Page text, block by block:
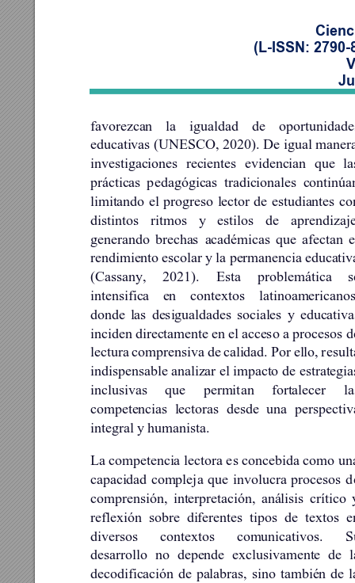
(L-ISSN:
favorezcan la igualdad de
educativas (UNESCO, 2020). De igual
investigaciones recientes evidencian que
prácticas pedagógicas tradicionales
limitando el progreso lector de estudiantes
distintos
ritmos y estilos de
generando brechas académicas que afectan
rendimiento escolar y la permanencia
(Cassany,
2021). Esta problemática
intensifica
en contextos
donde las desigualdades sociales y
inciden directamente en el acceso a procesos
lectura comprensiva de calidad. Por ello, r
indispensable analizar el impacto de
inclusivas
que permitan fortalecer
competencias lectoras desde una p
integral y humanista.
La competencia lectora es concebida como
capacidad compleja que involucra procesos d
comprensión, interpretación, análisis crítico
reflexión sobre diferentes tipos de textos
diversos
contextos comunicativos.
desarrollo no depende exclusivamente de
decodificación de palabras, sino también de